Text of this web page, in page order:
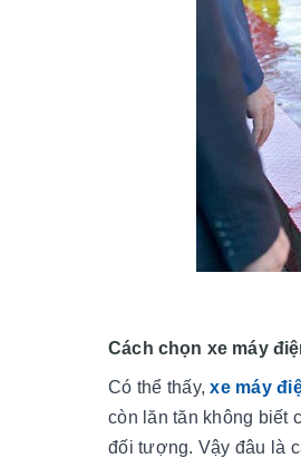
Cách chọn xe máy
Có thể thấy,xe máy
còn lăn tăn không biết
đối tượng. Vậy đâu là